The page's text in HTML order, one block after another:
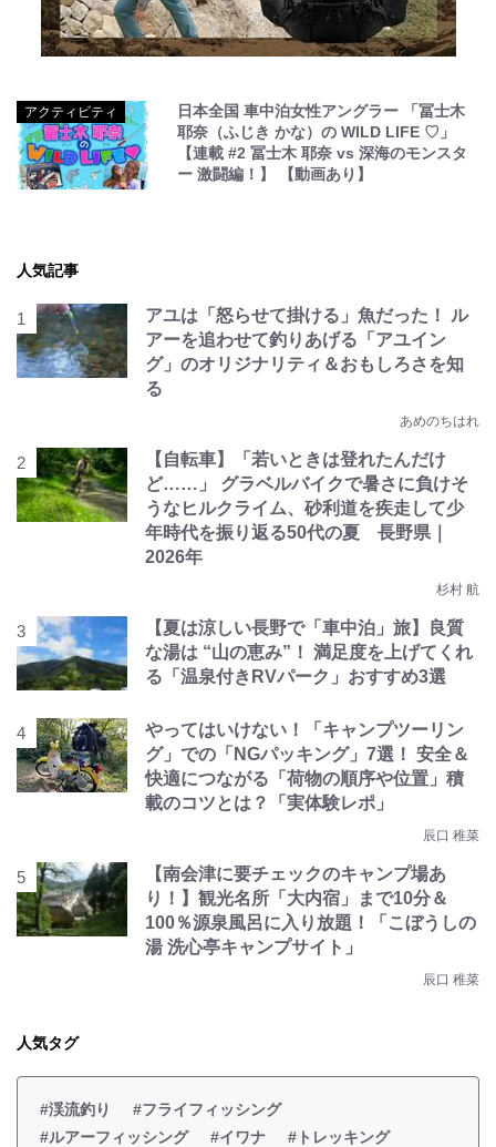
アクティビティ
日本全国 車中泊女性アングラー 「冨士木
耶奈（ふじき かな）の WILD LIFE ♡」
【連載 #2 冨士木 耶奈 vs 深海のモンスタ
ー 激闘編！】 【動画あり】
人気記事
アユは「怒らせて掛ける」魚だった！ ル
アーを追わせて釣りあげる「アユイン
グ」のオリジナリティ＆おもしろさを知
る
あめのちはれ
【自転車】「若いときは登れたんだけ
ど……」 グラベルバイクで暑さに負けそ
うなヒルクライム、砂利道を疾走して少
年時代を振り返る50代の夏 長野県｜
2026年
杉村 航
【夏は涼しい長野で「車中泊」旅】良質
な湯は “山の恵み”！ 満足度を上げてくれ
る「温泉付きRVパーク」おすすめ3選
やってはいけない！「キャンプツーリン
グ」での「NGパッキング」7選！ 安全＆
快適につながる「荷物の順序や位置」積
載のコツとは？「実体験レポ」
辰口 稚菜
【南会津に要チェックのキャンプ場あ
り！】観光名所「大内宿」まで10分＆
100％源泉風呂に入り放題！「こぼうしの
湯 洗心亭キャンプサイト」
辰口 稚菜
人気タグ
#渓流釣り
#フライフィッシング
#ルアーフィッシング
#イワナ
#トレッキング